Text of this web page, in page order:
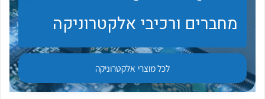
לכל מוצרי היצרן לכל מוצרי היצרן
מחברים ורכיבי אלקטרוניקה
לכל מוצרי אלקטרוניקה